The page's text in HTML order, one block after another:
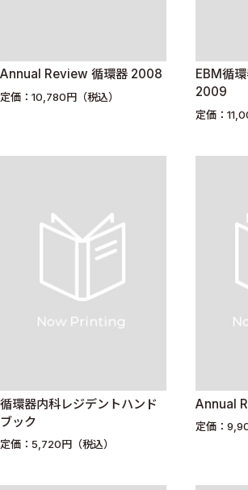
Annual Review 循環器 2008
定価：10,780円（税込）
EBM循
2009
定価：
循環器内科レジデントハンド
ブック
定価：5,720円（税込）
Annual
定価：